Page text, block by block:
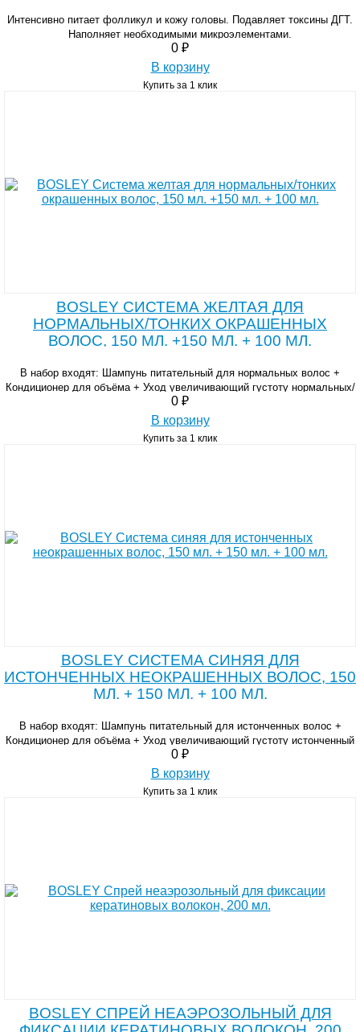
Интенсивно питает фолликул и кожу головы. Подавляет токсины ДГТ.
Наполняет необходимыми микроэлементами.
0 ₽
В корзину
Купить за 1 клик
BOSLEY СИСТЕМА ЖЕЛТАЯ ДЛЯ
НОРМАЛЬНЫХ/ТОНКИХ ОКРАШЕННЫХ
ВОЛОС, 150 МЛ. +150 МЛ. + 100 МЛ.
В набор входят: Шампунь питательный для нормальных волос +
Кондиционер для объёма + Уход увеличивающий густоту нормальных/
тонких окрашенных волос.
0 ₽
В корзину
Купить за 1 клик
BOSLEY СИСТЕМА СИНЯЯ ДЛЯ
ИСТОНЧЕННЫХ НЕОКРАШЕННЫХ ВОЛОС, 150
МЛ. + 150 МЛ. + 100 МЛ.
В набор входят: Шампунь питательный для истонченных волос +
Кондиционер для объёма + Уход увеличивающий густоту истонченный
неокрашенных волос.
0 ₽
В корзину
Купить за 1 клик
BOSLEY СПРЕЙ НЕАЭРОЗОЛЬНЫЙ ДЛЯ